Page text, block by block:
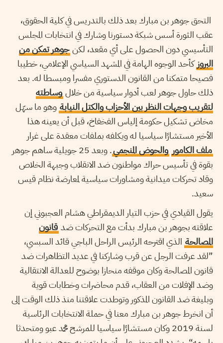
التحق جوهر بن مبارك بعد ذلك بالتدريس في كلية الحقوق،
عقب الثورة أسس شبكة دستورنا وشارك في انتخابات المجلس
التأسيسي دون الحصول على أي مقعد، لكن جوهر تمكن من
البروزكأحد الوجوه الهامة في المشهد السياسي الإعلامي، خطيبا
فصيحا متمكنا من القانون الدستوري مفسرا ومبسطا له. بعد
ذلك حاول جوهر لعب أدوار سياسية من خلال وساطته
لتقريب وجهات النظر بين الأحزاب والكتل النيابة وهو ما سهّل
مخاض تشكيل حكومة إلياس الفخفاخ، قبل أن يعينه هذا
الأخير مستشارًا سياسيا له ويكلفه بملفات معقدة على غرار
ملف الكامور والحوض المنجمي
. وبعد 25 جويلية ساهم جوهر
بقوة في تأسيس حراك مواطنون ضد الانقلاب وجبهة الخلاص
وقاد تحركات ميدانية ومشاورات سياسية لمعارضة نظام قيس
سعيد.
يقول القيادي في حزب التيار الديمقراطي هشام العجبوني إن
علاقته بجوهر بن مبارك بدأت مع التحركات ضد قانون
المصالحة الذي اقترحه الرئيس الراحل الباجي قائد السبسي،
”لقد عرفت الرجل عن قرب وشاركنا في عديد التظاهرات ضد
قانون المصالحة وكان موقفه منحازا بوضوح للعدالة الانتقالية
وضد الإفلات من العقاب، قدم محاضرات وخطابات قوية
وبليغة ضد القانون المذكور وتوطدت علاقتنا منذ ذلك الوقت إلى
أن انخرط جوهر بن مبارك معنا في حملة الانتخابات الرئاسية
لسنة 2019 وكان مستشارًا سياسيا للمرشح محمد عبو ومتحدثا